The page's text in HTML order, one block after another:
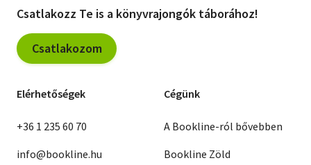
Csatlakozz Te is a könyvrajongók táborához!
Csatlakozom
Elérhetőségek
+36 1 235 60 70
info@bookline.hu
Cégünk
A Bookline-ról bővebben
Bookline Zöld